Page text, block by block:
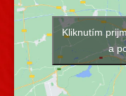
Kliknutím
a